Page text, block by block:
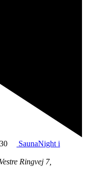
SaunaNight i
Vestre Ringvej 7,